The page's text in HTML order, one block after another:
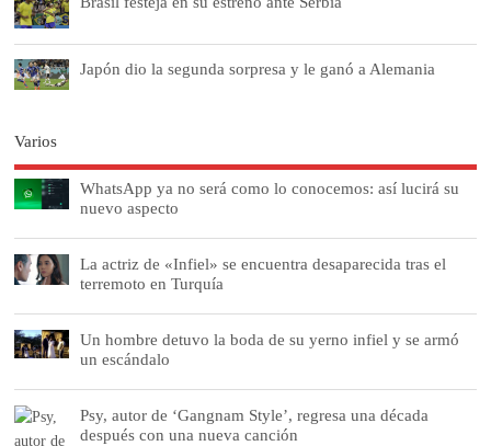
Japón dio la segunda sorpresa y le ganó a Alemania
Varios
WhatsApp ya no será como lo conocemos: así lucirá su
nuevo aspecto
La actriz de «Infiel» se encuentra desaparecida tras el
terremoto en Turquía
Un hombre detuvo la boda de su yerno infiel y se armó
un escándalo
Psy, autor de ‘Gangnam Style’, regresa una década
después con una nueva canción